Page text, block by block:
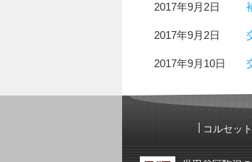
2017年9月2日
2017年9月2日
2017年9月10日
コルセッ